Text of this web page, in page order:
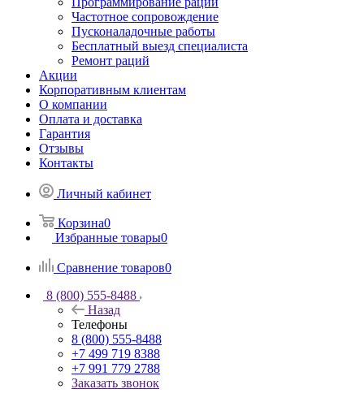
Частотное сопровождение
Пусконаладочные работы
Бесплатный выезд специалиста
Ремонт раций
Акции
Корпоративным клиентам
О компании
Оплата и доставка
Гарантия
Отзывы
Контакты
Личный кабинет
Корзина0
Избранные товары0
Сравнение товаров0
8 (800) 555-8488
Назад
Телефоны
8 (800) 555-8488
+7 499 719 8388
+7 991 779 2788
Заказать звонок